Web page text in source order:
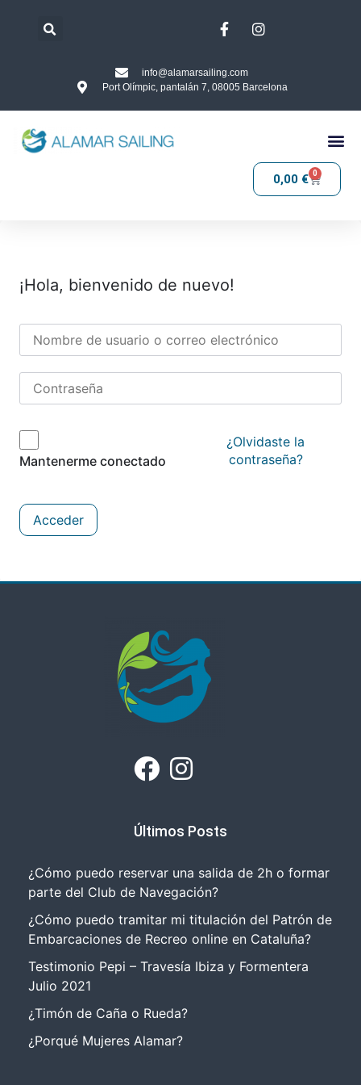
info@alamarsailing.com
Port Olímpic, pantalán 7, 08005 Barcelona
0,00 € 0
¡Hola, bienvenido de nuevo!
Mantenerme conectado
¿Olvidaste la
contraseña?
Acceder
Últimos Posts
¿Cómo puedo reservar una salida de 2h o formar
parte del Club de Navegación?
¿Cómo puedo tramitar mi titulación del Patrón de
Embarcaciones de Recreo online en Cataluña?
Testimonio Pepi – Travesía Ibiza y Formentera
Julio 2021
¿Timón de Caña o Rueda?
¿Porqué Mujeres Alamar?